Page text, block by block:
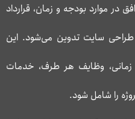
در موارد بودجه و زمان، قرارداد
طراحی سایت تدوین می‌شود. این
زمانی، وظایف هر طرف، خدمات
را شامل شود.